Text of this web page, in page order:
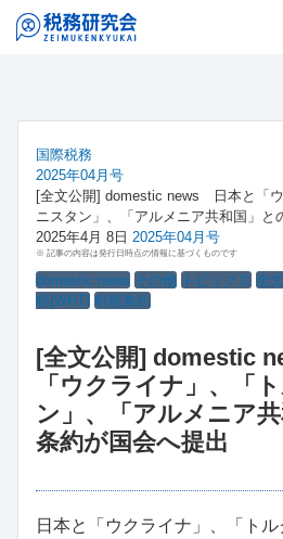
国際税務
2025年04月号
[全文公開] domestic news 日本と「
ニスタン」、「アルメニア共和国」と
2025年4月 8日 2025年04月号
※ 記事の内容は発行日時点の情報に基づくものです
domestic news その他 トピックス 全
税(WHT) 租税条約
[全文公開] domestic
「ウクライナ」、「
ン」、「アルメニア
条約が国会へ提出
日本と「ウクライナ」、「トル